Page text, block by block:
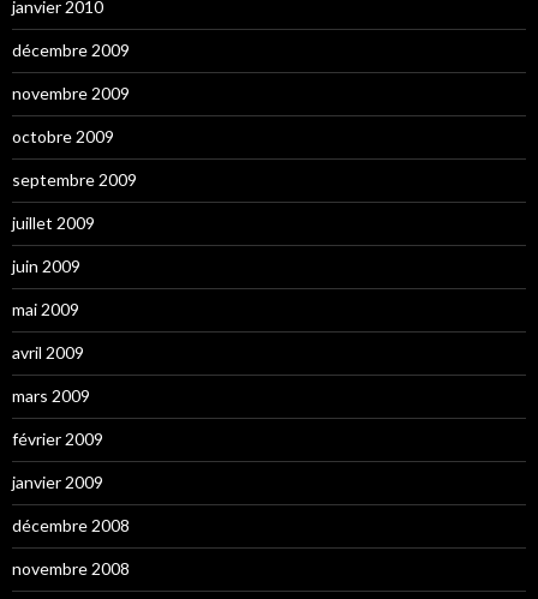
janvier 2010
décembre 2009
novembre 2009
octobre 2009
septembre 2009
juillet 2009
juin 2009
mai 2009
avril 2009
mars 2009
février 2009
janvier 2009
décembre 2008
novembre 2008